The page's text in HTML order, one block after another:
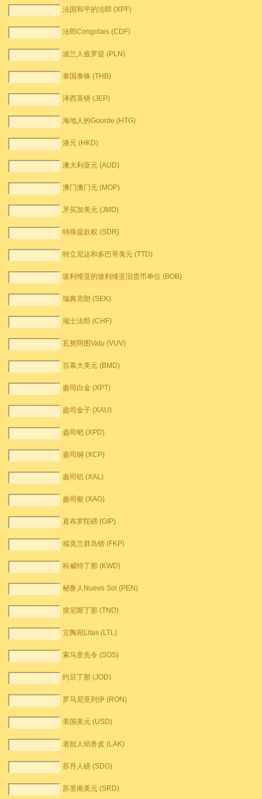
法国和平的法郎 (XPF)
法郎Congolais (CDF)
波兰人兹罗提 (PLN)
泰国泰铢 (THB)
泽西英镑 (JEP)
海地人的Gourde (HTG)
港元 (HKD)
澳大利亚元 (AUD)
澳门澳门元 (MOP)
牙买加美元 (JMD)
特殊提款权 (SDR)
特立尼达和多巴哥美元 (TTD)
玻利维亚的玻利维亚旧货币单位 (BOB)
瑞典克朗 (SEK)
瑞士法郎 (CHF)
瓦努阿图Vatu (VUV)
百慕大美元 (BMD)
盎司白金 (XPT)
盎司金子 (XAU)
盎司钯 (XPD)
盎司铜 (XCP)
盎司铝 (XAL)
盎司银 (XAG)
直布罗陀磅 (GIP)
福克兰群岛镑 (FKP)
科威特丁那 (KWD)
秘鲁人Nuevo Sol (PEN)
突尼斯丁那 (TND)
立陶宛Litas (LTL)
索马里先令 (SOS)
约旦丁那 (JOD)
罗马尼亚列伊 (RON)
美国美元 (USD)
老挝人幼兽皮 (LAK)
苏丹人磅 (SDG)
苏里南美元 (SRD)